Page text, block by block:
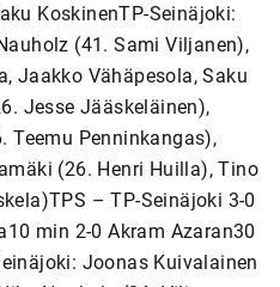
KoskinenTP-Seinäjoki:
(41. Sami Viljanen),
Jaakko Vähäpesola, Saku
Jesse Jääskeläinen),
Teemu Penninkangas),
(26. Henri Huilla), Tino
– TP-Seinäjoki 3-0
min 2-0 Akram Azaran30
Joonas Kuivalainen